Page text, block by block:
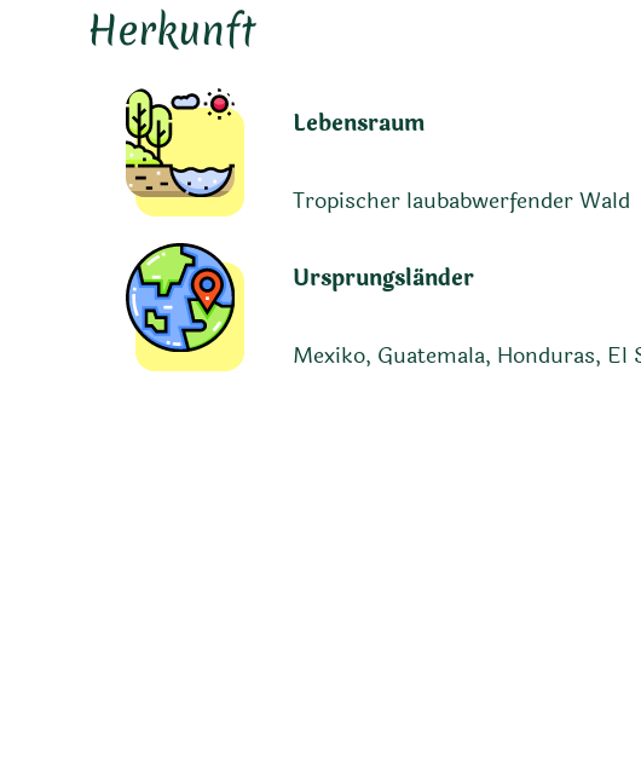
Herkunft
Lebensraum
Tropischer laubabwerfender Wald
Ursprungsländer
Mexiko, Guatemala, Honduras, El